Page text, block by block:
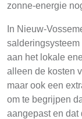
zonne-energie
In Nieuw-
aan het lokale
alleen de kosten
maar ook een
om te begrijpen
aangepast en dat